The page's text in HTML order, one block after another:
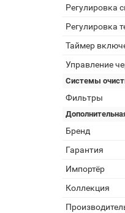
Регулировка
Регулировка
Таймер
Управление
Системы
Фильтры
Бренд
Гарантия
Импортёр
Коллекция